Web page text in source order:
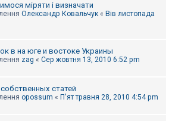
міряти і визначати
Олександр Ковальчук « Вів листопада
в на юге и востоке Украины
zag « Сер жовтня 13, 2010 6:52 pm
статей
opossum « П'ят травня 28, 2010 4:54 pm